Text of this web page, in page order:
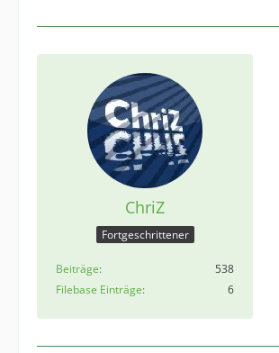
ChriZ
Fortgeschrittener
Beiträge
538
Filebase Einträge
6